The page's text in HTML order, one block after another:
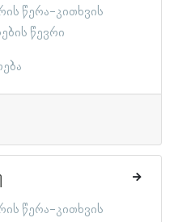
წერა-კითხვის
წევრი
წერა-კითხვის